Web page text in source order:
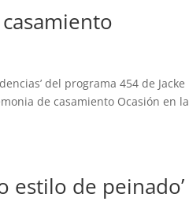
del programa 454 de Jacke
de casamiento Ocasión en la
estilo de peinado’